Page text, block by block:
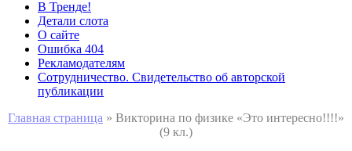
В Тренде!
Детали слота
О сайте
Ошибка 404
Рекламодателям
Сотрудничество. Свидетельство об авторской
публикации
Главная страница » Викторина по физике «Это интересно!!!!»
(9 кл.)